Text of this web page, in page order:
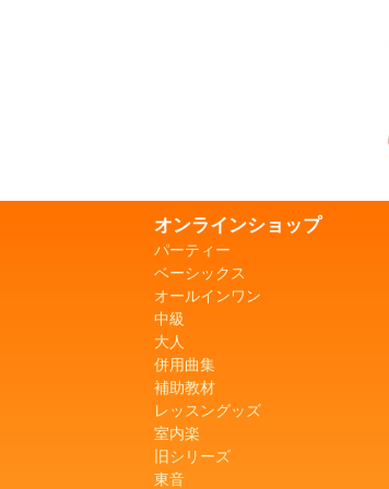
オンラインショップ
パーティー
ベーシックス
オールインワン
中級
大人
併用曲集
補助教材
レッスングッズ
室内楽
旧シリーズ
東音